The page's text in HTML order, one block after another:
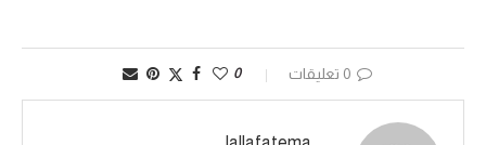
0 تعليقات 0